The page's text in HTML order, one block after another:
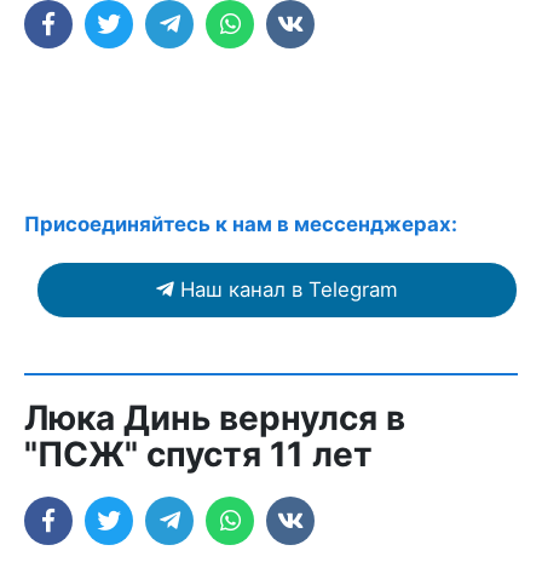
Присоединяйтесь к нам в мессенджерах:
Наш канал в Telegram
Люка Динь вернулся в
"ПСЖ" спустя 11 лет